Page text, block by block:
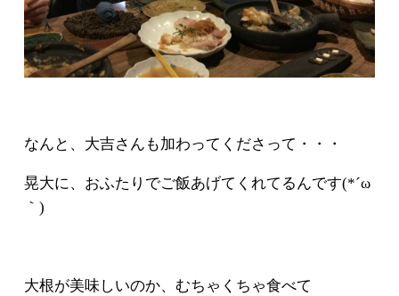
なんと、大吉さんも加わってくださって・・・
晃大に、おふたりでご飯あげてくれてるんです(*´ω
｀)
大根が美味しいのか、むちゃくちゃ食べて